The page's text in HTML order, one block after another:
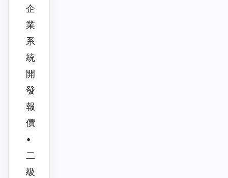
企
業
系
統
開
發
報
價
•
二
級